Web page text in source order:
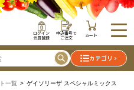
ログイン
会員登録
申込番号で
ご注文 カート
カテゴリ
一覧 > ゲイソリーザ スペシャルミックス